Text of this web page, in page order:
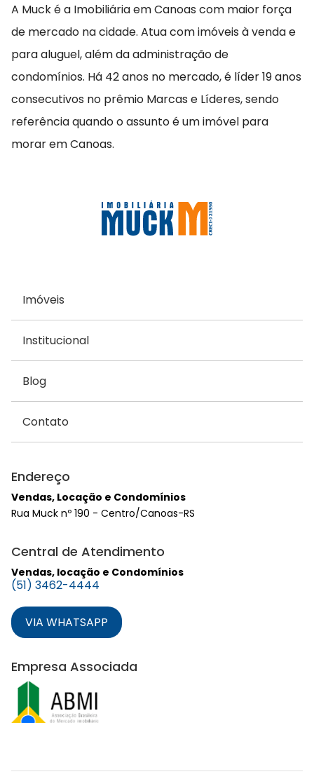
A Muck é a Imobiliária em Canoas com maior força
de mercado na cidade. Atua com imóveis à venda e
para aluguel, além da administração de
condomínios. Há 42 anos no mercado, é líder 19 anos
consecutivos no prêmio Marcas e Líderes, sendo
referência quando o assunto é um imóvel para
morar em Canoas.
Imóveis
Institucional
Blog
Contato
Endereço
Vendas, Locação e Condomínios
Rua Muck nº 190 - Centro/Canoas-RS
Central de Atendimento
Vendas, locação e Condomínios
(51) 3462-4444
VIA WHATSAPP
Empresa Associada